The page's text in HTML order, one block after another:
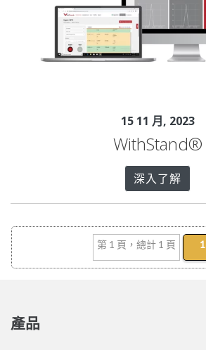
15 11 月, 2023
WithStand®
深入了解
第 1 頁，總計 1 頁 1
產品